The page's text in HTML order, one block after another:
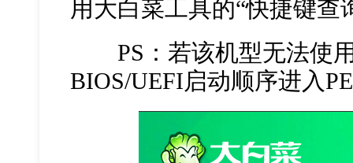
用大白菜工具的“快捷键查
PS：若该机型无法使
BIOS/UEFI启动顺序进入